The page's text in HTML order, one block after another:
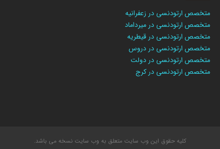
متخصص ارتودنسی در زعفرانیه
متخصص ارتودنسی در میرداماد
متخصص ارتودنسی در قیطریه
متخصص ارتودنسی در دروس
متخصص ارتودنسی در دولت
متخصص ارتودنسی در کرج
کلیه حقوق این وب سایت متعلق به وب سایت نسخه می باشد.